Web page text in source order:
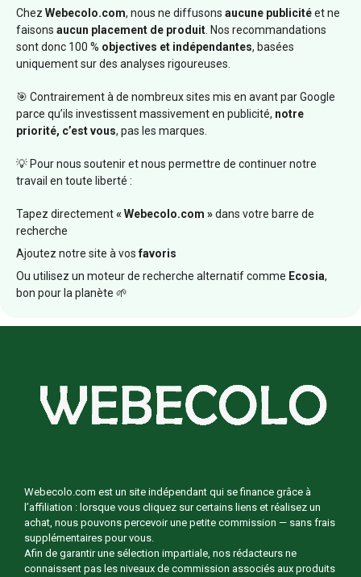
Chez Webecolo.com, nous ne diffusons aucune publicitéet ne
faisons aucun placement de produit . Nos recommandations
sont donc 100 % objectives et indépendantes, basées
uniquement sur des analyses rigoureuses.
🎯 Contrairement à de nombreux sites mis en avant par Google
parce qu’ils investissent massivement en publicité, notre
priorité, c’est vous, pas les marques.
💡 Pour nous soutenir et nous permettre de continuer notre
travail en toute liberté :
Tapez directement« Webecolo.com »dans votre barre de
recherche
Ajoutez notre site à vosfavoris
Ou utilisez un moteur de recherche alternatif comme Ecosia,
bon pour la planète 🌱
Webecolo.com est un site indépendant qui se finance grâce à
l’affiliation : lorsque vous cliquez sur certains liens et réalisez un
achat, nous pouvons percevoir une petite commission — sans frais
supplémentaires pour vous.
Afin de garantir une sélection impartiale, nos rédacteurs ne
connaissent pas les niveaux de commission associés aux produits